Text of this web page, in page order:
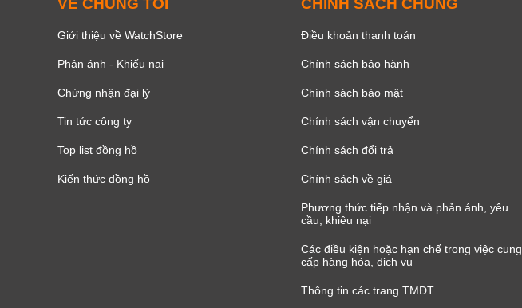
Giới thiệu về WatchStore
Phản ánh - Khiếu nại
Chứng nhận đại lý
Tin tức công ty
Top list đồng hồ
Kiến thức đồng hồ
Điều khoản thanh toán
Chính sách bảo hành
Chính sách bảo mật
Chính sách vận chuyển
Chính sách đổi trả
Chính sách về giá
Phương thức tiếp nhận và phản ánh, yêu
cầu, khiêu nại
Các điều kiện hoặc hạn chế trong việc cung
cấp hàng hóa, dịch vụ
Thông tin các trang TMĐT